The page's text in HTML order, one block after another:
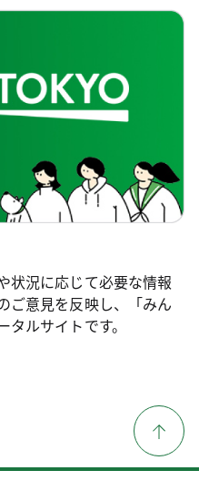
状況に応じて必要な情報
ご意見を反映し、「みん
ルサイトです。